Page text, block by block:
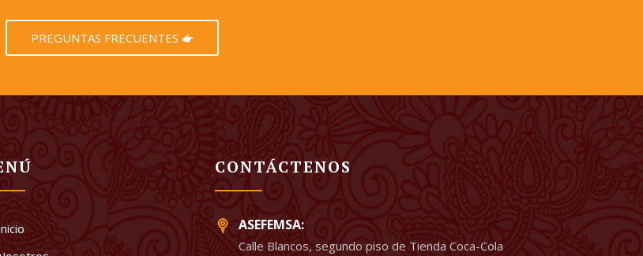
PREGUNTAS FRECUENTES
CONTÁCTENOS
ASEFEMSA:
Calle Blancos, segundo piso de Tienda Coca-Cola